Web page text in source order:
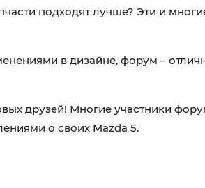
подходят лучше? Эти и
в дизайне, форум –
друзей! Многие участники
о своих Mazda 5.